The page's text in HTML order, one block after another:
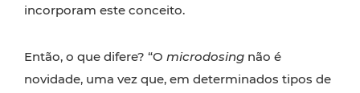
incorporam este conceito.
Então, o que difere? “O microdosing não é
novidade, uma vez que, em determinados tipos de